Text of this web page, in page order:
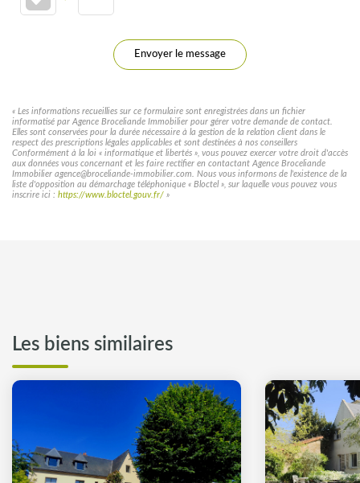
Envoyer le message
« Les informations recueillies sur ce formulaire sont enregistrées dans un fichier
informatisé par Agence Broceliande Immobilier pour gérer votre demande de contact.
Elles sont conservées pour la durée nécessaire à la gestion de la relation client dans le
respect des prescriptions légales applicables et sont destinées à nos conseillers
Conformément à la loi « informatique et libertés », vous pouvez exercer votre droit d'accès
aux données vous concernant et les faire rectifier en contactant Agence Broceliande
Immobilier agence@broceliande-immobilier.com. Nous vous informons de l'existence de la
liste d'opposition au démarchage téléphonique « Bloctel », sur laquelle vous pouvez vous
inscrire ici : https://www.bloctel.gouv.fr/ »
Les biens similaires